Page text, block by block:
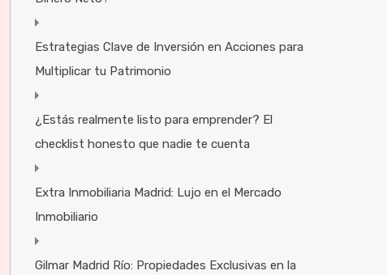
Estrategias Clave de Inversión en Acciones para
Multiplicar tu Patrimonio
¿Estás realmente listo para emprender? El
checklist honesto que nadie te cuenta
Extra Inmobiliaria Madrid: Lujo en el Mercado
Inmobiliario
Gilmar Madrid Río: Propiedades Exclusivas en la